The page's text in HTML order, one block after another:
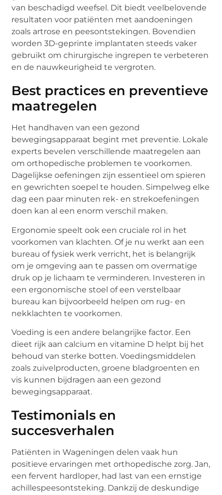
van beschadigd weefsel. Dit biedt veelbelovende
resultaten voor patiënten met aandoeningen
zoals artrose en peesontstekingen. Bovendien
worden 3D-geprinte implantaten steeds vaker
gebruikt om chirurgische ingrepen te verbeteren
en de nauwkeurigheid te vergroten.
Best practices en preventieve
maatregelen
Het handhaven van een gezond
bewegingsapparaat begint met preventie. Lokale
experts bevelen verschillende maatregelen aan
om orthopedische problemen te voorkomen.
Dagelijkse oefeningen zijn essentieel om spieren
en gewrichten soepel te houden. Simpelweg elke
dag een paar minuten rek- en strekoefeningen
doen kan al een enorm verschil maken.
Ergonomie speelt ook een cruciale rol in het
voorkomen van klachten. Of je nu werkt aan een
bureau of fysiek werk verricht, het is belangrijk
om je omgeving aan te passen om overmatige
druk op je lichaam te verminderen. Investeren in
een ergonomische stoel of een verstelbaar
bureau kan bijvoorbeeld helpen om rug- en
nekklachten te voorkomen.
Voeding is een andere belangrijke factor. Een
dieet rijk aan calcium en vitamine D helpt bij het
behoud van sterke botten. Voedingsmiddelen
zoals zuivelproducten, groene bladgroenten en
vis kunnen bijdragen aan een gezond
bewegingsapparaat.
Testimonials en
succesverhalen
Patiënten in Wageningen delen vaak hun
positieve ervaringen met orthopedische zorg. Jan,
een fervent hardloper, had last van een ernstige
achillespeesontsteking. Dankzij de deskundige